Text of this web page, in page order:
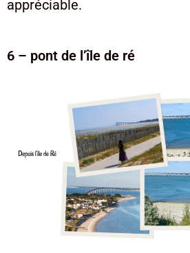
appréciable.
6 – pont de l’île de ré